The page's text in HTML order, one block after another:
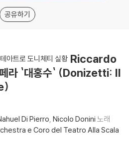
공유하기
아트로 도니체티 실황 Riccardo
라 `대홍수` (Donizetti: Il
Di Pierro Nicolo Donini 노래
e Coro del Teatro Alla Scala